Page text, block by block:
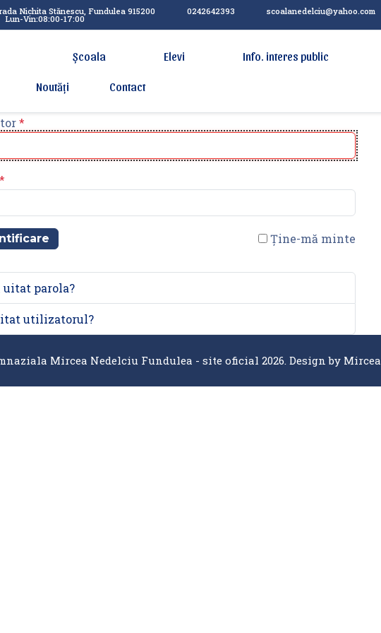
Nichita Stănescu, Fundulea 915200 0242642393 scoalanedelciu@yahoo.com
Lun-Vin:08:00-17:00
Școala Elevi Info. interes public
Noutăți Contact
*
*
Ține-mă minte
uitat parola?
utilizatorul?
Mircea Nedelciu Fundulea - site oficial 2026. Design by Mircea